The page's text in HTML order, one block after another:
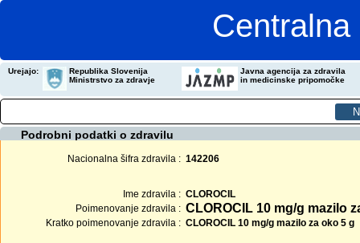
Urejajo:
Republika Slovenija
Ministrstvo za zdravje
Javna agencija za zdravila
in medicinske pripomočke
Podrobni podatki o zdravilu
Nacionalna šifra zdravila : 142206
Ime zdravila : CLOROCIL
Poimenovanje zdravila : CLOROCIL 10 mg/g mazilo
Kratko poimenovanje zdravila : CLOROCIL 10 mg/g mazilo za oko 5 g